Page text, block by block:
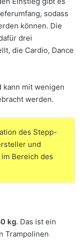
sodass
können. Die
drei
die Cardio, Dance
kann mit wenigen
werden.
des Stepp-
und
Bereich des
kg. Das ist ein
Trampolinen